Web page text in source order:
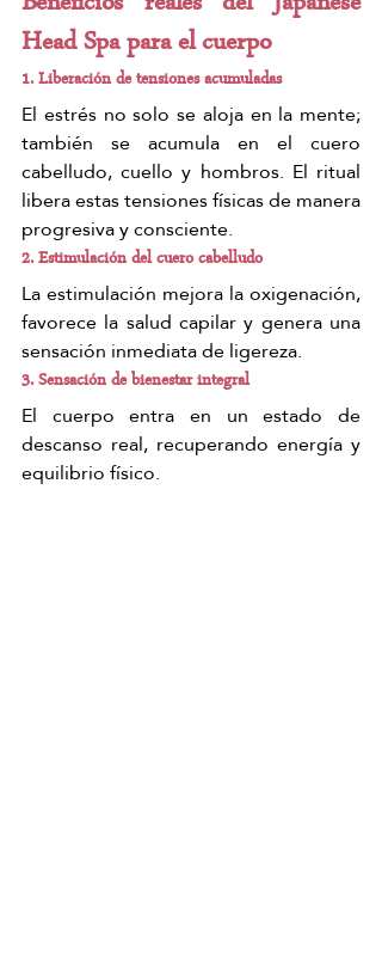
Head Spa para el cuerpo
1. Liberación de tensiones acumuladas
El estrés no solo se aloja en la mente;
también se acumula en el cuero
cabelludo, cuello y hombros. El ritual
libera estas tensiones físicas de manera
progresiva y consciente.
2. Estimulación del cuero cabelludo
La estimulación mejora la oxigenación,
favorece la salud capilar y genera una
sensación inmediata de ligereza.
3. Sensación de bienestar integral
El cuerpo entra en un estado de
descanso real, recuperando energía y
equilibrio físico.